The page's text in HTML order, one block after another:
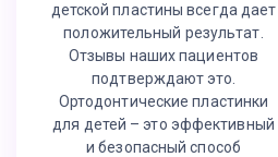
детской пластины всегда дает
положительный результат.
Отзывы наших пациентов
подтверждают это.
Ортодонтические пластинки
для детей – это эффективный
и безопасный способ